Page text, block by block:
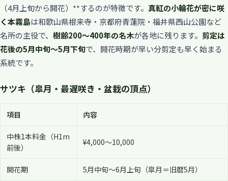
（4月上旬から開花）**するのが特徴です。 真紅の小輪花が密に咲
く本霧島は和歌山県根来寺・京都府青蓮院・福井県西山公園など
名所の主役で、 樹齢200〜400年の名木が各地に残ります。 剪定は
花後の5月中旬〜5月下旬で、開花時期が早い分剪定も早く始まる
系統です。
サツキ（皐月・最遅咲き・盆栽の頂点）
項目 内容
中株1本料金（H1m
前後）
¥4,000〜10,000
開花期 5月中旬〜6月上旬（皐月＝旧暦5月）